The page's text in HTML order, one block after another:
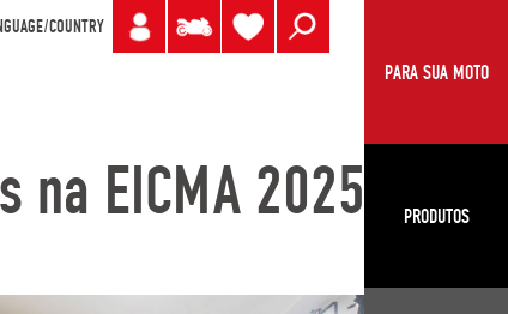
COUNTRY
PARA SUA MOTO
PRODUTOS
na EICMA 2025